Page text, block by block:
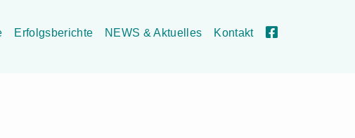
Erfolgsberichte NEWS & Aktuelles Kontakt